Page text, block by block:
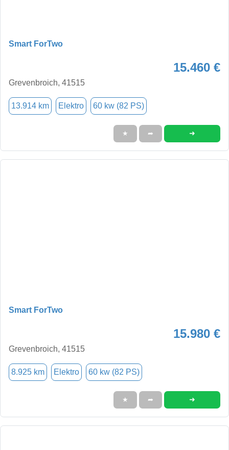
Smart ForTwo
15.460 €
Grevenbroich, 41515
13.914 km Elektro 60 kw (82 PS)
★ ➦ ➜
Smart ForTwo
15.980 €
Grevenbroich, 41515
8.925 km Elektro 60 kw (82 PS)
★ ➦ ➜